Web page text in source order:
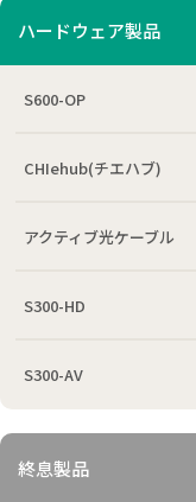
ハードウェア製品
S600-OP
CHIehub(チエハブ)
アクティブ光ケーブル
S300-HD
S300-AV
終息製品